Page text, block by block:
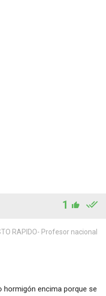
1
RAPIDO- Profesor nacional
hormigón encima porque se